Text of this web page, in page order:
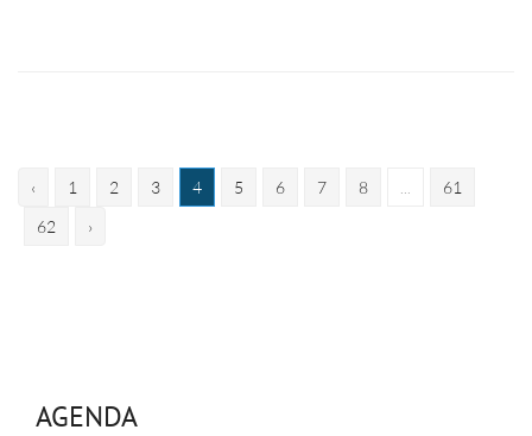
‹ 1 2 3 4 5 6 7 8
61
62
›
AGENDA